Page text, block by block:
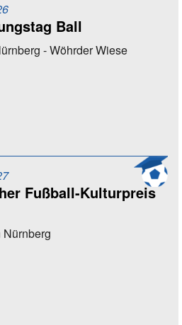
Ball
- Wöhrder Wiese
Fußball-Kulturpreis
Nürnberg